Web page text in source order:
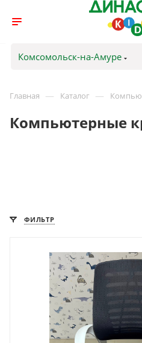
Комсомольск-на-Амуре
Главная — Каталог —
Компьютерные
ФИЛЬТР